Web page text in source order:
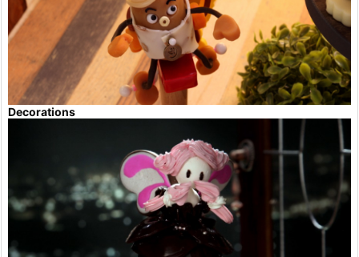
Decorations